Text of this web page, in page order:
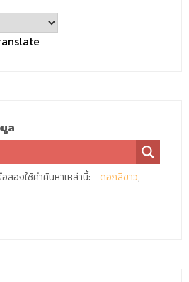
ล
องใช้คำค้นหาเหล่านี้:
ดอกสีขาว